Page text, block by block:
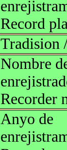
Record
Tradision
Nombre
Recorder
Anyo de